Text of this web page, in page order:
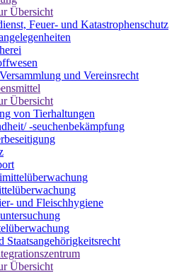
Übersicht
Feuer- und Katastrophenschutz
und Vereinsrecht
Übersicht
von Tierhaltungen
-seuchenbekämpfung
und Fleischhygiene
Staatsangehörigkeitsrecht
Übersicht